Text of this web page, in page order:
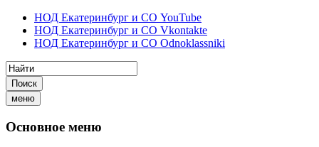
НОД Екатеринбург и СО YouTube
НОД Екатеринбург и СО Vkontakte
НОД Екатеринбург и СО Odnoklassniki
Поиск
меню
Основное меню